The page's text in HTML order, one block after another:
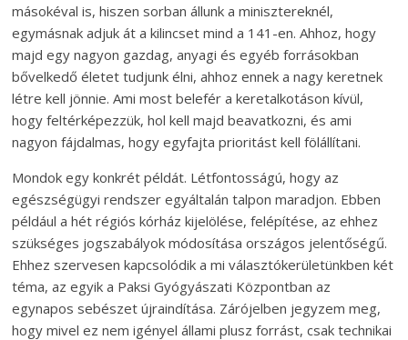
másokéval is, hiszen sorban állunk a minisztereknél,
egymásnak adjuk át a kilincset mind a 141-en. Ahhoz, hogy
majd egy nagyon gazdag, anyagi és egyéb forrásokban
bővelkedő életet tudjunk élni, ahhoz ennek a nagy keretnek
létre kell jönnie. Ami most belefér a keretalkotáson kívül,
hogy feltérképezzük, hol kell majd beavatkozni, és ami
nagyon fájdalmas, hogy egyfajta prioritást kell fölállítani.
Mondok egy konkrét példát. Létfontosságú, hogy az
egészségügyi rendszer egyáltalán talpon maradjon. Ebben
például a hét régiós kórház kijelölése, felépítése, az ehhez
szükséges jogszabályok módosítása országos jelentőségű.
Ehhez szervesen kapcsolódik a mi választókerületünkben két
téma, az egyik a Paksi Gyógyászati Központban az
egynapos sebészet újraindítása. Zárójelben jegyzem meg,
hogy mivel ez nem igényel állami plusz forrást, csak technikai